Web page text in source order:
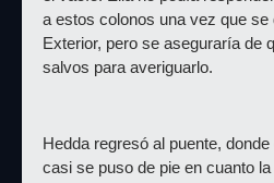
a estos colonos una vez que
Exterior, pero se aseguraría de
salvos para averiguarlo.
Hedda regresó al puente,
casi se puso de pie en cuanto la